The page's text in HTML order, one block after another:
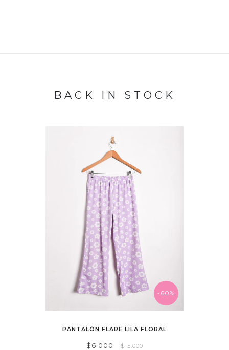
BACK IN STOCK
-60%
PANTALÓN FLARE LILA FLORAL
$6.000 $15.000